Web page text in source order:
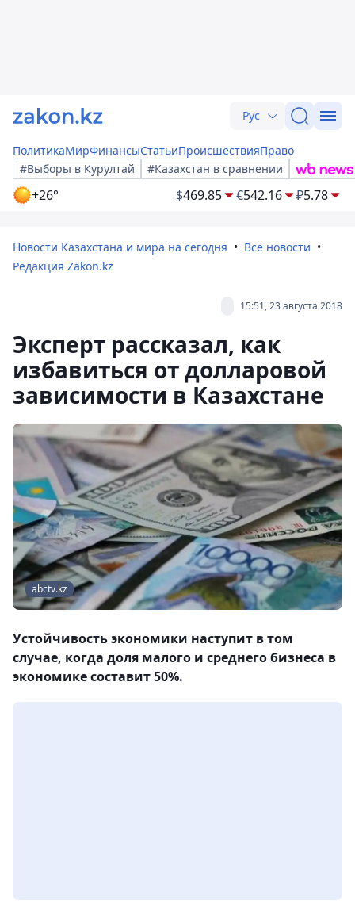
Рус
ПолитикаМирФинансыСтатьиПроисшествияПраво
#Выборы в Курултай
#Казахстан в сравнении
+26° $469.85 €542.16 ₽5.78
Новости Казахстана и мира на сегодня
Все новости
Редакция Zakon.kz
15:51, 23 августа 2018
Эксперт рассказал, как
избавиться от долларовой
зависимости в Казахстане
abctv.kz
Устойчивость экономики наступит в том
случае, когда доля малого и среднего бизнеса в
экономике составит 50%.